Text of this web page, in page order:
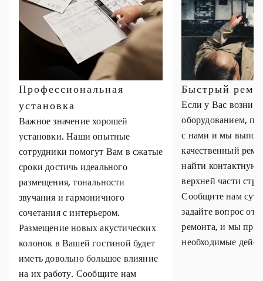
Профессиональная
установка
Важное значение хорошей
установки. Наши опытные
сотрудники помогут Вам в сжатые
сроки достичь идеального
размещения, тональности
звучания и гармоничного
сочетания с интерьером.
Размещение новых акустических
колонок в Вашей гостиной будет
иметь довольно большое влияние
на их работу. Сообщите нам
Быстрый
Если у Вас
оборудованием,
с нами и мы
качественный
найти
верхней части
Сообщите нам
задайте вопрос
ремонта, и мы
необходимые